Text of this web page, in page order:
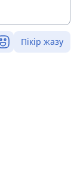
Пікір жазу